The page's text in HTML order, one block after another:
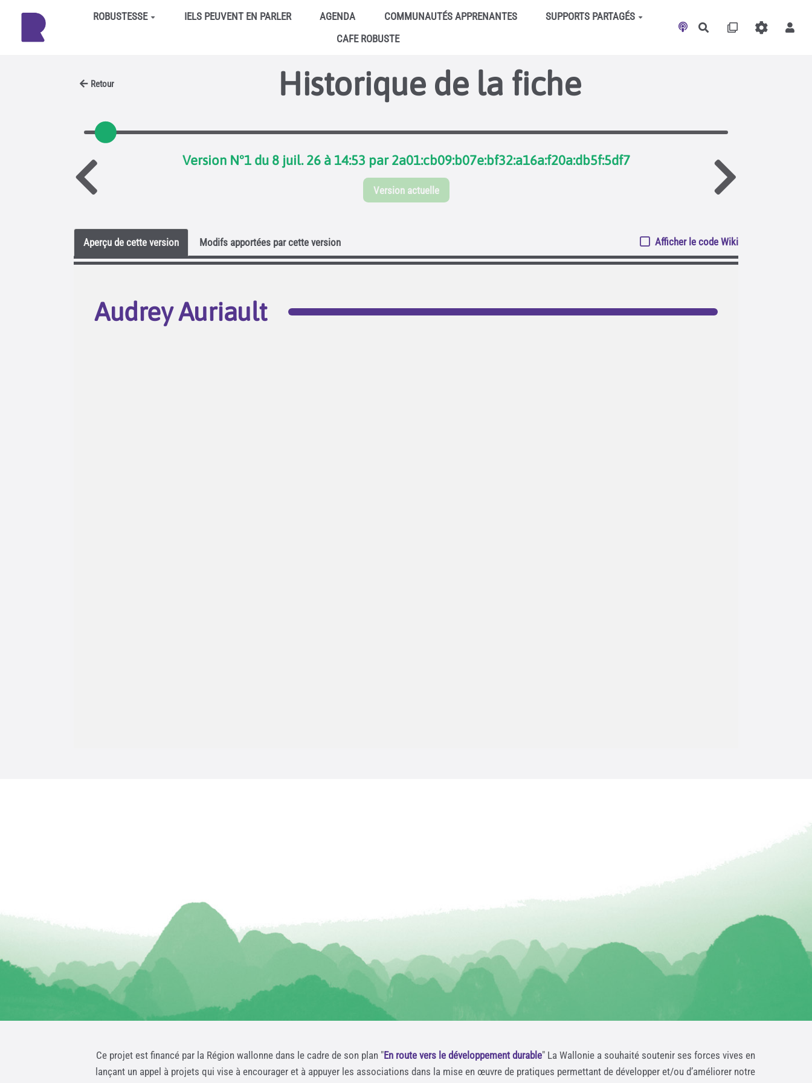
Aller au contenu principalROBUSTESSE IELS PEUVENT EN PARLER AGENDA COMMUNAUTÉS APPRENANTES
SUPPORTS PARTAGÉS
CAFE ROBUSTE
Rechercher
Retour Historique de la fiche
Version N°1 du 8 juil. 26 à 14:53 par 2a01:cb09:b07e:bf32:a16a:f20a:db5f:5df7
Version actuelle
Aperçu de cette version Modifs apportées par cette version Afficher le code Wiki
Audrey Auriault
Ce projet est financé par la Région wallonne dans le cadre de son plan "En route vers le développement durable" La Wallonie a souhaité soutenir ses forces vives en
lançant un appel à projets qui vise à encourager et à appuyer les associations dans la mise en œuvre de pratiques permettant de développer et/ou d’améliorer notre